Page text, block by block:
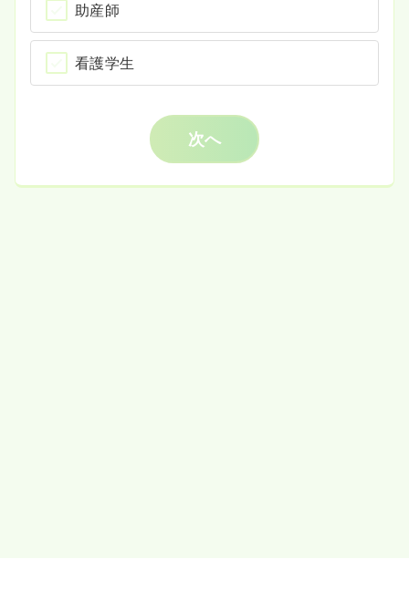
助産師
看護学生
次へ